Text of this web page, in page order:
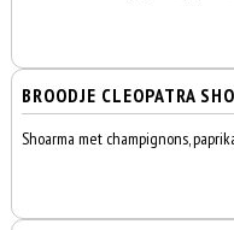
BROODJE CLEOPATRA
Shoarma met champignons,